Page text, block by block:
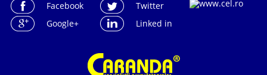
Facebook
Twitter
Google+
Linked in